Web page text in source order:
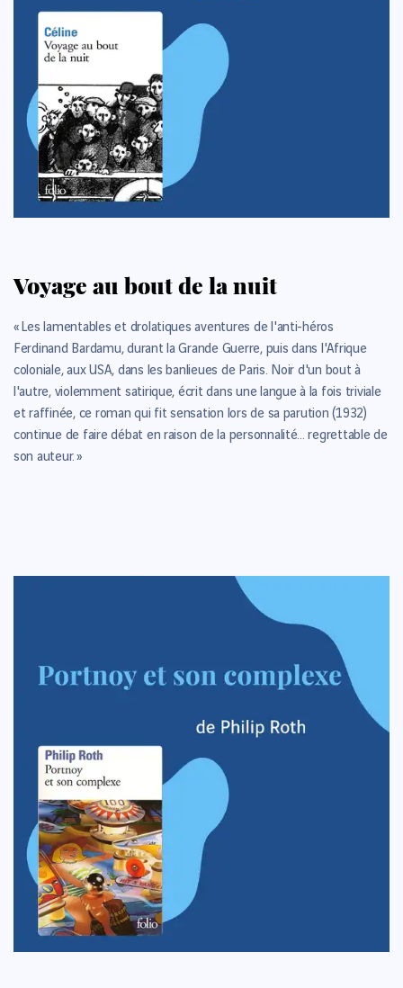
Voyage au bout de la nuit
« Les lamentables et drolatiques aventures de l'anti-héros
Ferdinand Bardamu, durant la Grande Guerre, puis dans l'Afrique
coloniale, aux USA, dans les banlieues de Paris. Noir d'un bout à
l'autre, violemment satirique, écrit dans une langue à la fois triviale
et raffinée, ce roman qui fit sensation lors de sa parution (1932)
continue de faire débat en raison de la personnalité... regrettable de
son auteur. »